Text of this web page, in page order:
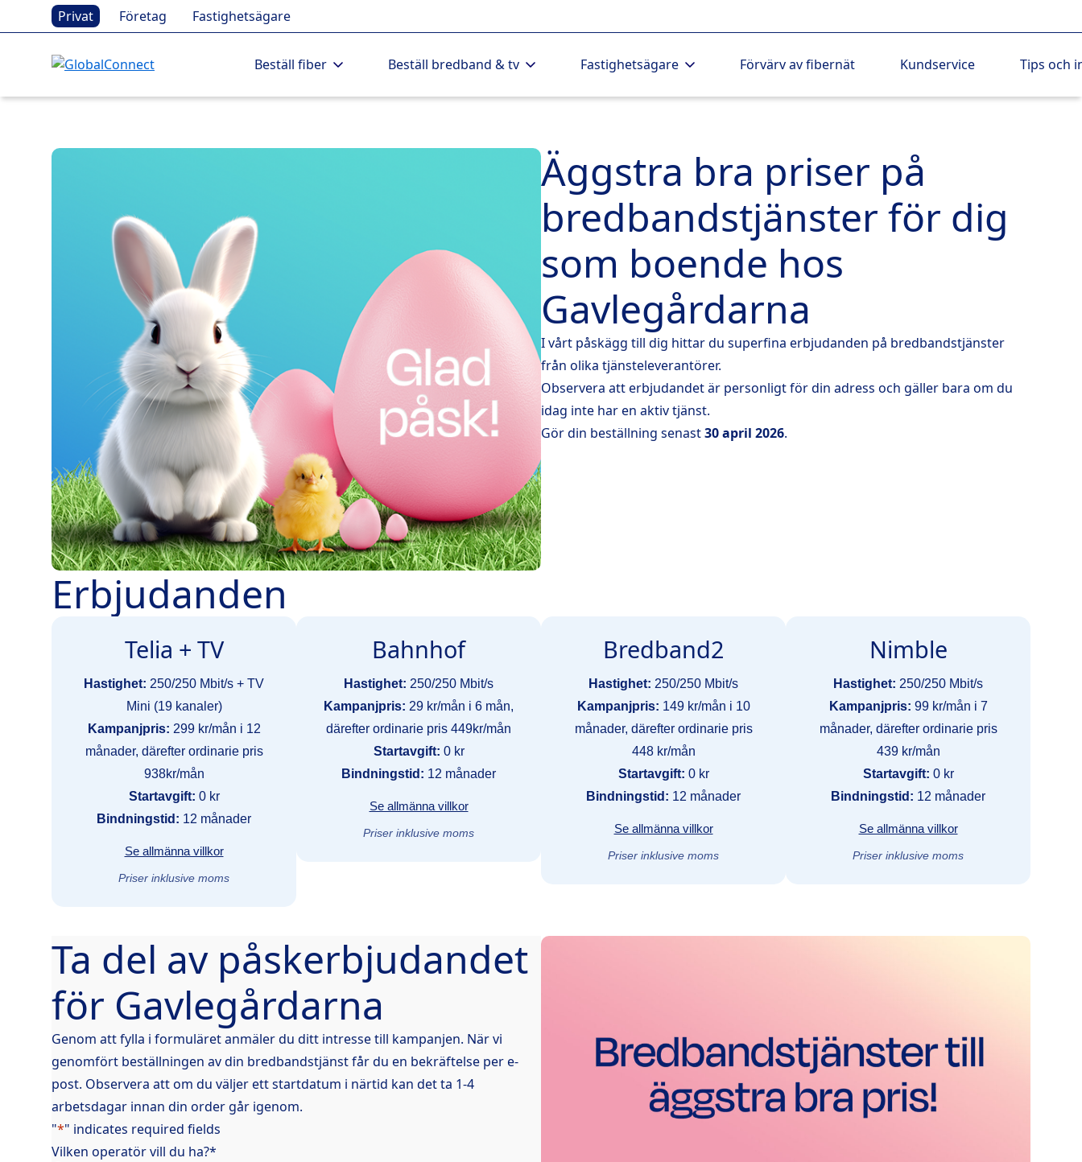
Privat Företag Fastighetsägare
Beställ fiber Beställ bredband & tv Fastighetsägare Förvärv av fibernät Kundservice Tips och
Äggstra bra priser på
bredbandstjänster för dig
som boende hos
Gavlegårdarna
I vårt påskägg till dig hittar du superfina erbjudanden på bredbandstjänster
från olika tjänsteleverantörer.
Observera att erbjudandet är personligt för din adress och gäller bara om du
idag inte har en aktiv tjänst.
Gör din beställning senast30 april 2026.
Erbjudanden
Telia + TV
Hastighet: 250/250 Mbit/s + TV
Mini (19 kanaler)
Kampanjpris: 299 kr/mån i 12
månader, därefter ordinarie pris
938kr/mån
Startavgift: 0 kr
Bindningstid: 12 månader
Se allmänna villkor
Priser inklusive moms
Bahnhof
Hastighet: 250/250 Mbit/s
Kampanjpris: 29 kr/mån i 6 mån,
därefter ordinarie pris 449kr/mån
Startavgift: 0 kr
Bindningstid: 12 månader
Se allmänna villkor
Priser inklusive moms
Bredband2
Hastighet: 250/250 Mbit/s
Kampanjpris: 149 kr/mån i 10
månader, därefter ordinarie pris
448 kr/mån
Startavgift: 0 kr
Bindningstid: 12 månader
Se allmänna villkor
Priser inklusive moms
Nimble
Hastighet: 250/250 Mbit/s
Kampanjpris: 99 kr/mån i 7
månader, därefter ordinarie pris
439 kr/mån
Startavgift: 0 kr
Bindningstid: 12 månader
Se allmänna villkor
Priser inklusive moms
Ta del av påskerbjudandet
för Gavlegårdarna
Genom att fylla i formuläret anmäler du ditt intresse till kampanjen. När vi
genomfört beställningen av din bredbandstjänst får du en bekräftelse per e-
post. Observera att om du väljer ett startdatum i närtid kan det ta 1-4
arbetsdagar innan din order går igenom.
"*" indicates required fields
Vilken operatör vill du ha?*